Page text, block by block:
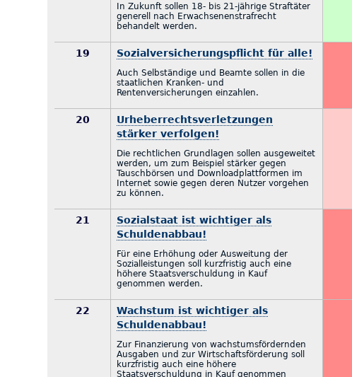
In Zukunft sollen 18- bis 21-jährige Straftäter
generell nach Erwachsenenstrafrecht
behandelt werden.
19 Sozialversicherungspflicht für alle!
Auch Selbständige und Beamte sollen in die
staatlichen Kranken- und
Rentenversicherungen einzahlen.
20
Urheberrechtsverletzungen
stärker verfolgen!
Die rechtlichen Grundlagen sollen ausgeweitet
werden, um zum Beispiel stärker gegen
Tauschbörsen und Downloadplattformen im
Internet sowie gegen deren Nutzer vorgehen
zu können.
21
Sozialstaat ist wichtiger als
Schuldenabbau!
Für eine Erhöhung oder Ausweitung der
Sozialleistungen soll kurzfristig auch eine
höhere Staatsverschuldung in Kauf
genommen werden.
22
Wachstum ist wichtiger als
Schuldenabbau!
Zur Finanzierung von wachstumsfördernden
Ausgaben und zur Wirtschaftsförderung soll
kurzfristig auch eine höhere
Staatsverschuldung in Kauf genommen